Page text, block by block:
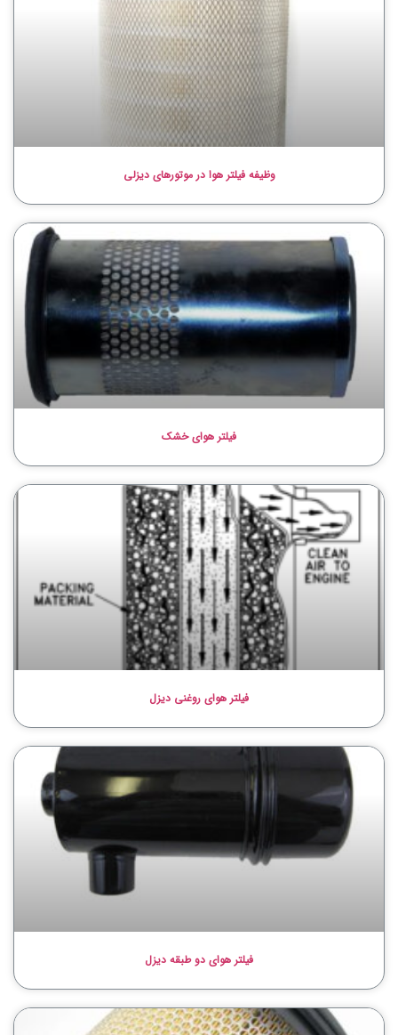
وظیفه فیلتر هوا در موتورهای دیزلی
فیلتر هوای خشک
فیلتر هوای روغنی دیزل
فیلتر هوای دو طبقه دیزل